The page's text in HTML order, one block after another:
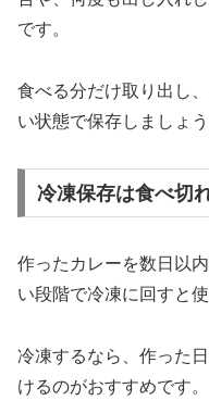
です。
食べる分だけ取り出し
い状態で保存しましょう
冷凍保存は食べ切
作ったカレーを数日以
い段階で冷凍に回すと
冷凍するなら、作った
けるのがおすすめです。